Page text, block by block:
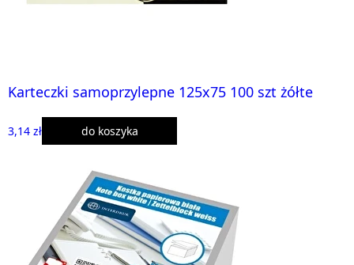
Karteczki samoprzylepne 125x75 100 szt żółte
3,14 zł do koszyka